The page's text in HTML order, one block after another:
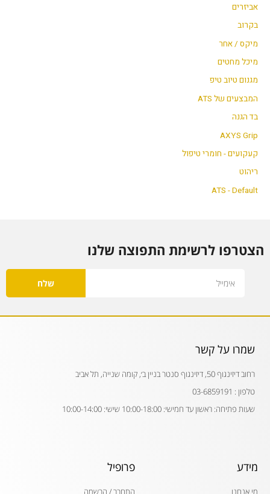
אביזרים
בקרוב
מיקס / אחר
מיכל מחטים
מגנום טיוב טיפ
המבצעים של ATS
בד הגנה
AXYS Grip
קעקועים - חומרי טיפול
ריהוט
ATS - Default
הצטרפו לרשימת התפוצה שלנו
שלח
שמרו על קשר
רחוב דיזינגוף 50, דיזינגוף סנטר בניין ב׳, קומה שנייה, תל אביב
טלפון : 03-6859191
שעות פתיחה: ראשון עד חמישי: 10:00-18:00 שישי: 10:00-14:00
מידע
מי אנחנו
פרופיל
התחבר / הרשמה